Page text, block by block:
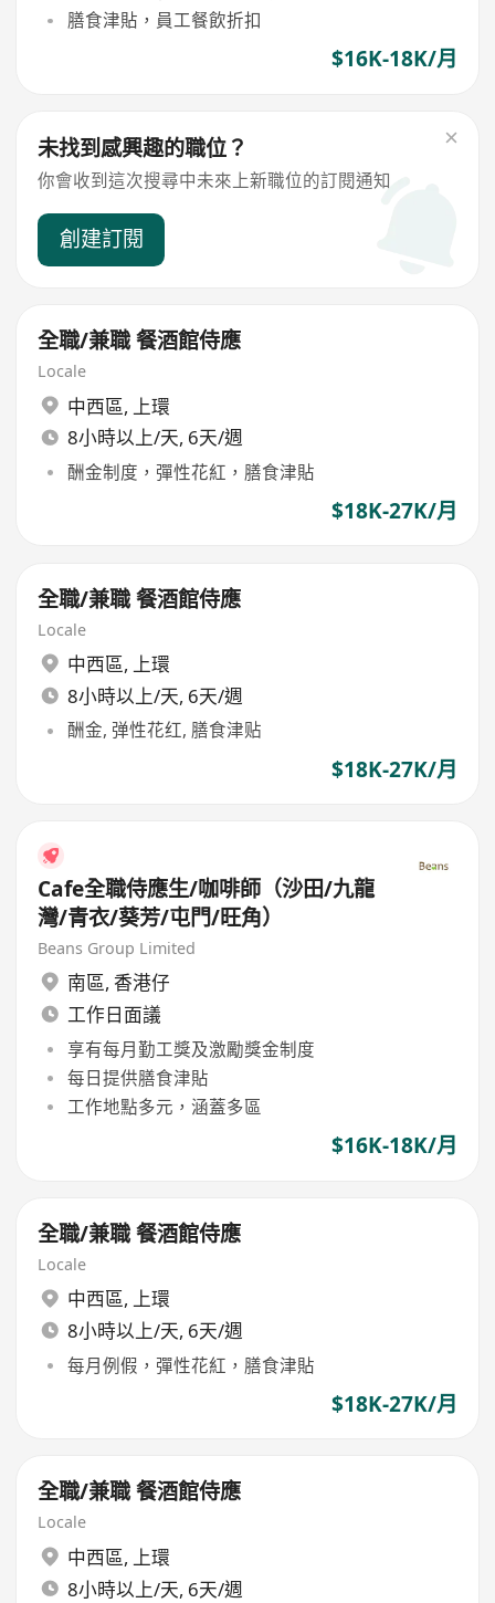
膳食津貼，員工餐飲折扣
$16K-18K/月
未找到感興趣的職位？
你會收到這次搜尋中未來上新職位的訂閱通知
創建訂閱
全職/兼職 餐酒館侍應
Locale
中西區, 上環
8小時以上/天, 6天/週
酬金制度，彈性花紅，膳食津貼
$18K-27K/月
全職/兼職 餐酒館侍應
Locale
中西區, 上環
8小時以上/天, 6天/週
酬金, 弹性花红, 膳食津贴
$18K-27K/月
Cafe全職侍應生/咖啡師（沙田/九龍
灣/青衣/葵芳/屯門/旺角）
Beans Group Limited
南區, 香港仔
工作日面議
享有每月勤工獎及激勵獎金制度
每日提供膳食津貼
工作地點多元，涵蓋多區
$16K-18K/月
全職/兼職 餐酒館侍應
Locale
中西區, 上環
8小時以上/天, 6天/週
每月例假，彈性花紅，膳食津貼
$18K-27K/月
全職/兼職 餐酒館侍應
Locale
中西區, 上環
8小時以上/天, 6天/週